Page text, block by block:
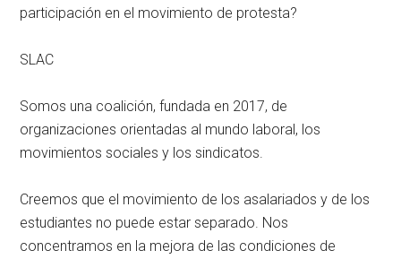
participación en el movimiento de protesta?
SLAC
Somos una coalición, fundada en 2017, de
organizaciones orientadas al mundo laboral, los
movimientos sociales y los sindicatos.
Creemos que el movimiento de los asalariados y de los
estudiantes no puede estar separado. Nos
concentramos en la mejora de las condiciones de